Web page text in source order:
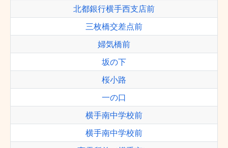
北都銀行横手西支店前
三枚橋交差点前
婦気橋前
坂の下
桜小路
一の口
横手南中学校前
横手南中学校前